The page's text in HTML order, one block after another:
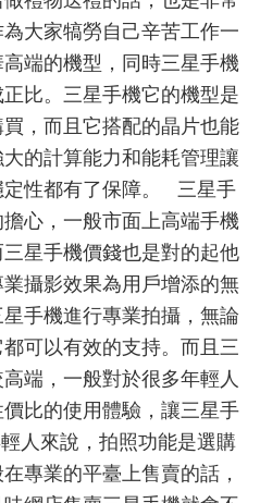
價
錢
和
實
用
性
分
析
大家犒勞自己辛苦工作一
端的機型，同時三星手機
比。三星手機它的機型是
，而且它搭配的晶片也能
的計算能力和能耗管理讓
定性都有了保障。 三星手
心，一般市面上高端手機
星手機價錢也是對的起他
攝影效果為用戶增添的無
手機進行專業拍攝，無論
可以有效的支持。而且三
端，一般對於很多年輕人
比的使用體驗，讓三星手
人來說，拍照功能是選購
專業的平臺上售賣的話，